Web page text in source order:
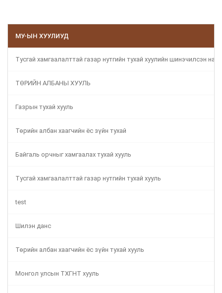
МУ-ЫН ХУУЛИУД
Тусгай хамгаалалттай газар нутгийн тухай хуулийн шинэчилсэн
ТӨРИЙН АЛБАНЫ ХУУЛЬ
Газрын тухай хууль
Төрийн албан хаагчийн ёс зүйн тухай
Байгаль орчныг хамгаалах тухай хууль
Тусгай хамгаалалттай газар нутгийн тухай хууль
test
Шилэн данс
Төрийн албан хаагчийн ёс зүйн тухай хууль
Монгол улсын ТХГНТ хууль